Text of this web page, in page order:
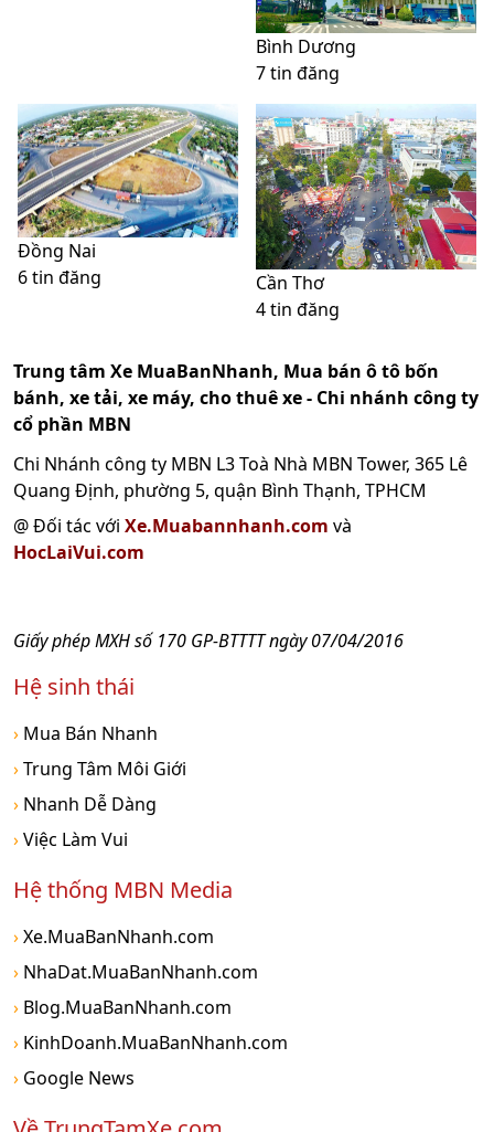
Bình Dương
7 tin đăng
Đồng Nai
6 tin đăng
Cần Thơ
4 tin đăng
Trung tâm Xe MuaBanNhanh, Mua bán ô tô bốn
bánh, xe tải, xe máy, cho thuê xe - Chi nhánh công ty
cổ phần MBN
Chi Nhánh công ty MBN L3 Toà Nhà MBN Tower, 365 Lê
Quang Định, phường 5, quận Bình Thạnh, TPHCM
@ Đối tác với Xe.Muabannhanh.com và
HocLaiVui.com
Giấy phép MXH số 170 GP-BTTTT ngày 07/04/2016
Hệ sinh thái
› Mua Bán Nhanh
›Trung Tâm Môi Giới
› Nhanh Dễ Dàng
›Việc Làm Vui
Hệ thống MBN Media
›Xe.MuaBanNhanh.com
› NhaDat.MuaBanNhanh.com
› Blog.MuaBanNhanh.com
› KinhDoanh.MuaBanNhanh.com
› Google News